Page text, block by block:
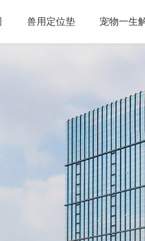
兽用定位垫 宠物一生